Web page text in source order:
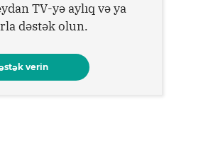
TV-yə aylıq və ya
dəstək olun.
verin